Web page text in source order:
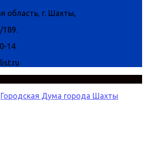
область, г. Шахты,
189.
14
Городская Дума города Шахты